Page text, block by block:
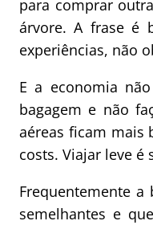
para comprar
árvore. A frase é
experiências, não
E a economia
bagagem e não
aéreas ficam mais
costs. Viajar leve é
Frequentemente
semelhantes e